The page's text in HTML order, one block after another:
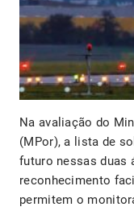
Na avaliação do
(MPor), a lista de
futuro nessas duas
reconhecimento
permitem o